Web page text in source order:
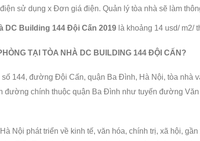
sử dụng x Đơn giá điện. Quản lý tòa nhà sẽ làm
DC Building 144 Đội Cấn 2019là khoảng 14 usd/ m2/
TẠI TÒA NHÀ DC BUILDING 144 ĐỘI CẤN?
số 144, đường Đội Cấn, quận Ba Đình, Hà Nội, tòa nhà
đường chính thuộc quận Ba Đình như tuyến đường
Nội phát triển về kinh tế, văn hóa, chính trị, xã hội,